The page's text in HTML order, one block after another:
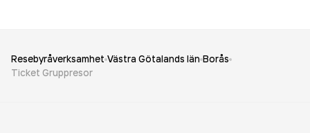
Resebyråverksamhet Västra Götalands län Borås
Ticket Gruppresor